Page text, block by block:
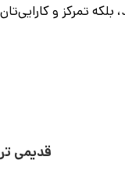
تمرکز و کارایی‌تان
قدیمی تر